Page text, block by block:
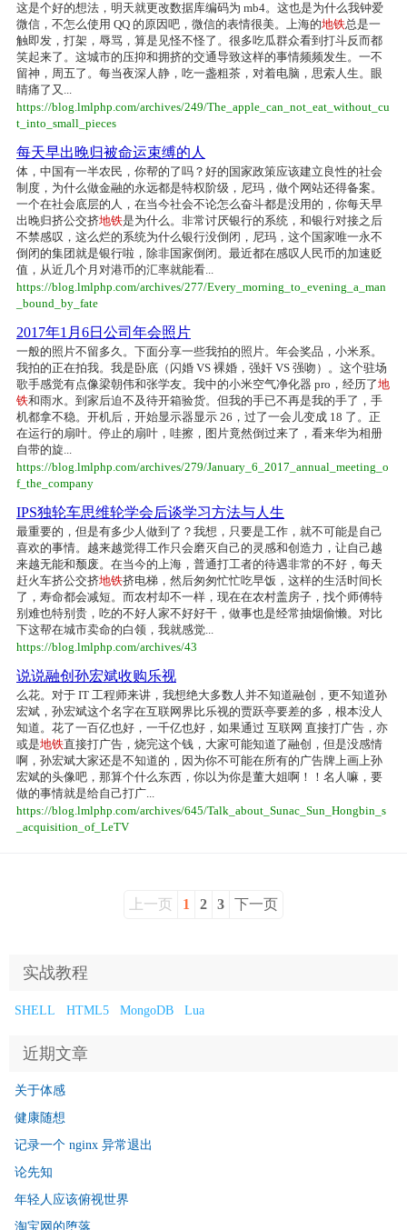
这是个好的想法，明天就更改数据库编码为 mb4。这也是为什么我钟爱
微信，不怎么使用 QQ 的原因吧，微信的表情很美。上海的地铁总是一
触即发，打架，辱骂，算是见怪不怪了。很多吃瓜群众看到打斗反而都
笑起来了。这城市的压抑和拥挤的交通导致这样的事情频频发生。一不
留神，周五了。每当夜深人静，吃一盏粗茶，对着电脑，思索人生。眼
睛痛了又...
https://blog.lmlphp.com/archives/249/The_apple_can_not_eat_without_cu
t_into_small_pieces
每天早出晚归被命运束缚的人
体，中国有一半农民，你帮的了吗？好的国家政策应该建立良性的社会
制度，为什么做金融的永远都是特权阶级，尼玛，做个网站还得备案。
一个在社会底层的人，在当今社会不论怎么奋斗都是没用的，你每天早
出晚归挤公交挤地铁是为什么。非常讨厌银行的系统，和银行对接之后
不禁感叹，这么烂的系统为什么银行没倒闭，尼玛，这个国家唯一永不
倒闭的集团就是银行啦，除非国家倒闭。最近都在感叹人民币的加速贬
值，从近几个月对港币的汇率就能看...
https://blog.lmlphp.com/archives/277/Every_morning_to_evening_a_man
_bound_by_fate
2017年1月6日公司年会照片
一般的照片不留多久。下面分享一些我拍的照片。年会奖品，小米系。
我拍的正在拍我。我是卧底（闪婚 VS 裸婚，强奸 VS 强吻）。这个驻场
歌手感觉有点像梁朝伟和张学友。我中的小米空气净化器 pro，经历了地
铁和雨水。到家后迫不及待开箱验货。但我的手已不再是我的手了，手
机都拿不稳。开机后，开始显示器显示 26，过了一会儿变成 18 了。正
在运行的扇叶。停止的扇叶，哇擦，图片竟然倒过来了，看来华为相册
自带的旋...
https://blog.lmlphp.com/archives/279/January_6_2017_annual_meeting_o
f_the_company
IPS独轮车思维轮学会后谈学习方法与人生
最重要的，但是有多少人做到了？我想，只要是工作，就不可能是自己
喜欢的事情。越来越觉得工作只会磨灭自己的灵感和创造力，让自己越
来越无能和颓废。在当今的上海，普通打工者的待遇非常的不好，每天
赶火车挤公交挤地铁挤电梯，然后匆匆忙忙吃早饭，这样的生活时间长
了，寿命都会减短。而农村却不一样，现在在农村盖房子，找个师傅特
别难也特别贵，吃的不好人家不好好干，做事也是经常抽烟偷懒。对比
下这帮在城市卖命的白领，我就感觉...
https://blog.lmlphp.com/archives/43
说说融创孙宏斌收购乐视
么花。对于 IT 工程师来讲，我想绝大多数人并不知道融创，更不知道孙
宏斌，孙宏斌这个名字在互联网界比乐视的贾跃亭要差的多，根本没人
知道。花了一百亿也好，一千亿也好，如果通过 互联网 直接打广告，亦
或是地铁直接打广告，烧完这个钱，大家可能知道了融创，但是没感情
啊，孙宏斌大家还是不知道的，因为你不可能在所有的广告牌上画上孙
宏斌的头像吧，那算个什么东西，你以为你是董大姐啊！！名人嘛，要
做的事情就是给自己打广...
https://blog.lmlphp.com/archives/645/Talk_about_Sunac_Sun_Hongbin_s
_acquisition_of_LeTV
上一页 1 2 3 下一页
实战教程
SHELL HTML5 MongoDB Lua
近期文章
关于体感
健康随想
记录一个 nginx 异常退出
论先知
年轻人应该俯视世界
淘宝网的堕落